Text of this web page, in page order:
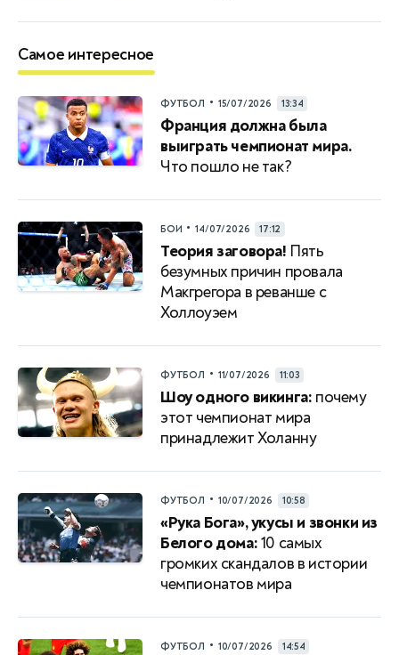
Самое интересное
ФУТБОЛ • 15/07/2026 13:34
Франция должна была
выиграть чемпионат мира.
Что пошло не так?
БОИ • 14/07/2026 17:12
Теория заговора! Пять
безумных причин провала
Макгрегора в реванше с
Холлоуэем
ФУТБОЛ • 11/07/2026 11:03
Шоу одного викинга: почему
этот чемпионат мира
принадлежит Холанну
ФУТБОЛ • 10/07/2026 10:58
«Рука Бога», укусы и звонки из
Белого дома:10 самых
громких скандалов в истории
чемпионатов мира
ФУТБОЛ • 10/07/2026 14:54